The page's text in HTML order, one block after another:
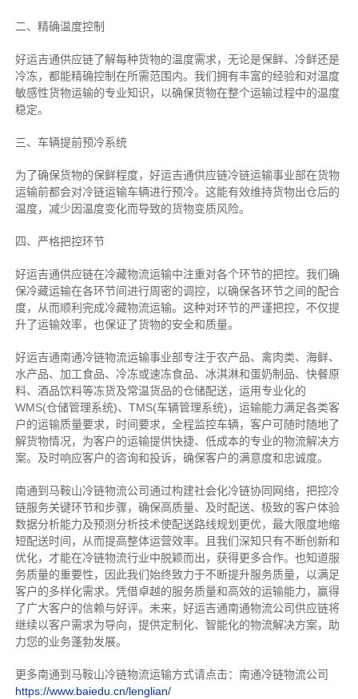
二、 精确温度控制
好运吉通供应链了解每种货物的温度需求，无论是保鲜、冷鲜还是
冷冻，都能精确控制在所需范围内。我们拥有丰富的经验和对温度
敏感性货物运输的专业知识，以确保货物在整个运输过程中的温度
稳定。
三、车辆提前预冷系统
为了确保货物的保鲜程度，好运吉通供应链冷链运输事业部在货物
运输前都会对冷链运输车辆进行预冷。这能有效维持货物出仓后的
温度，减少因温度变化而导致的货物变质风险。
四、严格把控环节
好运吉通供应链在冷藏物流运输中注重对各个环节的把控。我们确
保冷藏运输在各环节间进行周密的调控，以确保各环节之间的配合
度，从而顺利完成冷藏物流运输。这种对环节的严谨把控，不仅提
升了运输效率，也保证了货物的安全和质量。
好运吉通南通冷链物流运输事业部专注于农产品、禽肉类、海鲜、
水产品、加工食品、冷冻或速冻食品、冰淇淋和蛋奶制品、快餐原
料、酒品饮料等冻货及常温货品的仓储配送，运用专业化的
WMS(仓储管理系统)、TMS(车辆管理系统)，运输能力满足各类客
户的运输质量要求，时间要求，全程监控车辆，客户可随时随地了
解货物情况，为客户的运输提供快捷、低成本的专业的物流解决方
案。及时响应客户的咨询和投诉，确保客户的满意度和忠诚度。
南通到马鞍山冷链物流公司通过构建社会化冷链协同网络，把控冷
链服务关键环节和步骤，确保高质量、及时配送、极致的客户体验
数据分析能力及预测分析技术使配送路线规划更优，最大限度地缩
短配送时间，从而提高整体运营效率。且 我们深知 只有不断创新和
优化，才能在冷链物流行业中脱颖而出，获得更多合作。也知道服
务质量的重要性，因此我们始终致力于不断提升服务质量，以满足
客户的多样化需求。 凭借卓越的服务质量和高效的运输能力，赢得
了广大客户的信赖与好评。 未来，好运吉通南通物流公司供应链将
继续以客户需求为导向，提供定制化、智能化的物流解决方案，助
力您的业务蓬勃发展。
更多南通到马鞍山冷链物流运输方式请点击：南通冷链物流公司
https://www.baiedu.cn/lenglian/